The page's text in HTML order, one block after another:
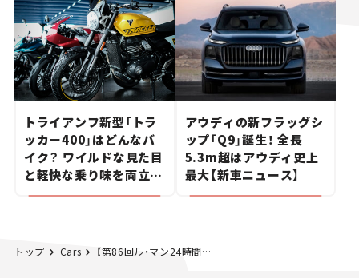
トライアンフ新型「トラ
ッカー400」はどんなバ
イク？ ワイルドな見た目
と軽快な乗り味を両立し
た400ccフラットトラッ
アウディの新フラッグシ
ップ「Q9」誕生！ 全長
5.3m超はアウディ史上
最大【新車ニュース】
トップ Cars 【第86回ル・マン24時間レース】トヨタ苦節33年の末に念願の…!!